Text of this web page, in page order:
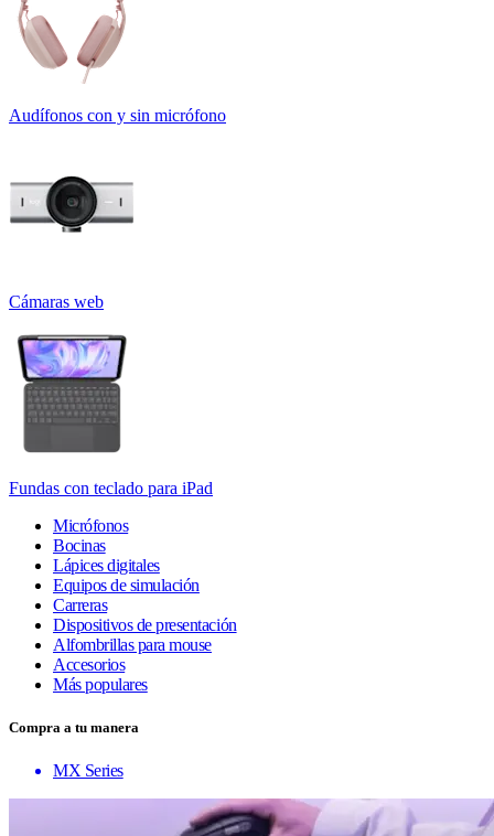
Audífonos con y sin micrófono
Cámaras web
Fundas con teclado para iPad
Micrófonos
Bocinas
Lápices digitales
Equipos de simulación
Carreras
Dispositivos de presentación
Alfombrillas para mouse
Accesorios
Más populares
Compra a tu manera
MX Series